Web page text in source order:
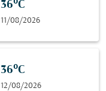
36°C
11/08/2026
36°C
12/08/2026